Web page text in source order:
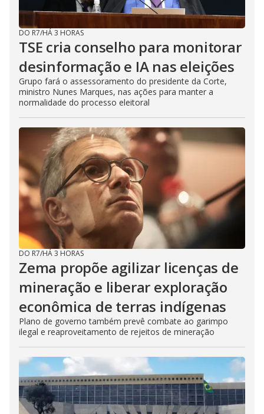
DO R7/HÁ 3 HORAS
TSE cria conselho para monitorar
desinformação e IA nas eleições
Grupo fará o assessoramento do presidente da Corte,
ministro Nunes Marques, nas ações para manter a
normalidade do processo eleitoral
DO R7/HÁ 3 HORAS
Zema propõe agilizar licenças de
mineração e liberar exploração
econômica de terras indígenas
Plano de governo também prevê combate ao garimpo
ilegal e reaproveitamento de rejeitos de mineração